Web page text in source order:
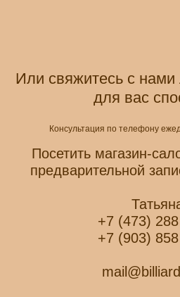
Или свяжитесь с
для вас
Консультация по телефону
Посетить магазин-
предварительной
+7 (473)
+7 (903)